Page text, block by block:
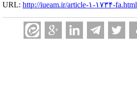
URL: http://iueam.ir/article-۱-۱۷۳۴-fa.html